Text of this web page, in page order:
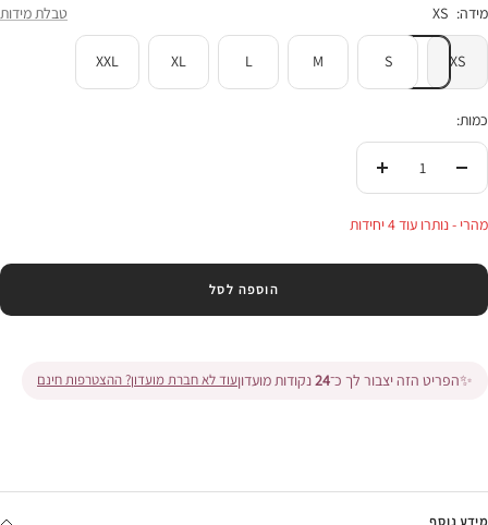
מידה: XS טבלת מידות
XS
S
M
L
XL
XXL
כמות:
העלי
מהרי - נותרו עוד 4 יחידות
הוספה לסל
✨הפריט הזה יצבור לך כ־24נקודות מועדוןעוד לא חברת מועדון? ההצטרפות חינם
מידע נוסף